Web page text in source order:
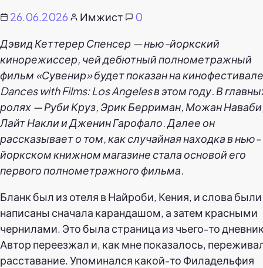
26.06.2026 Имжист
0
Дэвид Кеттерер Спенсер — нью-йоркский
кинорежиссер, чей дебютный полнометражный
фильм «Сувенир» будет показан на кинофестивале
Dances with Films: Los Angeles в этом году. В
ролях — Руби Круз, Эрик Берриман, Можан
Лайт Накли и Дженин Гарофало. Далее он
рассказывает о том, как случайная находка в нью-
йоркском книжном магазине стала основой его
первого полнометражного фильма.
Бланк был из отеля в Найроби, Кения, и слова были
написаны сначала карандашом, а затем красными
чернилами. Это была страница из чьего-то
Автор переезжал и, как мне показалось,
расставание. Упоминался какой-то Филадельфия